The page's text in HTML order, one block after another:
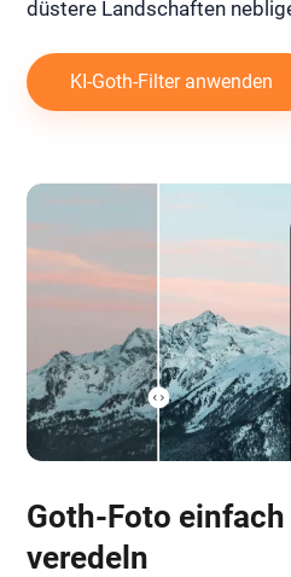
düstere Landschaften
KI-Goth-Filter anwenden
Goth-Foto
veredeln